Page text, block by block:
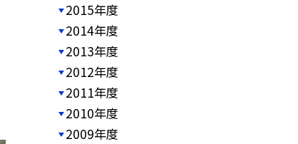
2015年度
2014年度
2013年度
2012年度
2011年度
2010年度
2009年度